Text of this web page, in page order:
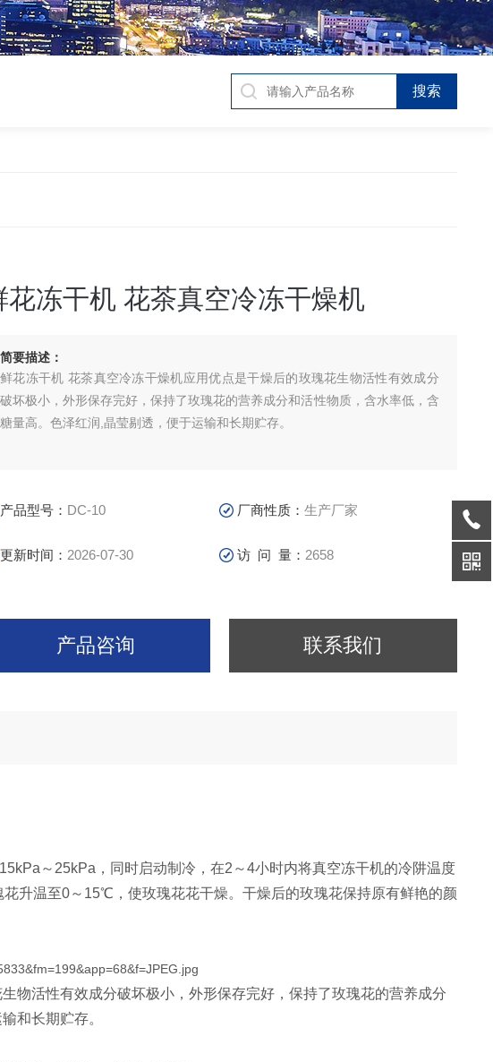
花冻干机 花茶真空冷冻干燥机
简要描述：
鲜花冻干机 花茶真空冷冻干燥机应用优点是干燥后的玫瑰花生物活性有效成分
破坏极小，外形保存完好，保持了玫瑰花的营养成分和活性物质，含水率低，含
糖量高。色泽红润,晶莹剔透，便于运输和长期贮存。
产品型号： DC-10 厂商性质：生产厂家
更新时间： 2026-07-30 访 问 量： 2658
产品咨询 联系我们
～25kPa，同时启动制冷，在2～4小时内将真空冻干机的冷阱温度
升温至0～15℃，使玫瑰花花干燥。干燥后的玫瑰花保持原有鲜艳的颜
物活性有效成分破坏极小，外形保存完好，保持了玫瑰花的营养成分
和长期贮存。